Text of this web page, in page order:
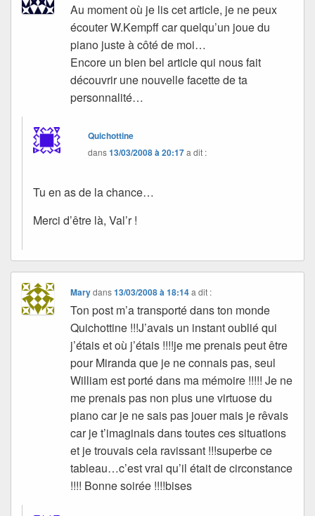
Au moment où je lis cet article, je ne peux
écouter W.Kempff car quelqu’un joue du
piano juste à côté de moi…
Encore un bien bel article qui nous fait
découvrir une nouvelle facette de ta
personnalité…
Quichottine
dans13/03/2008 à 20:17a dit :
Tu en as de la chance…
Merci d’être là, Val’r !
Marydans13/03/2008 à 18:14 a dit :
Ton post m’a transporté dans ton monde
Quichottine !!!J’avais un instant oublié qui
j’étais et où j’étais !!!!je me prenais peut être
pour Miranda que je ne connais pas, seul
William est porté dans ma mémoire !!!!! Je ne
me prenais pas non plus une virtuose du
piano car je ne sais pas jouer mais je rêvais
car je t’imaginais dans toutes ces situations
et je trouvais cela ravissant !!!superbe ce
tableau…c’est vrai qu’il était de circonstance
!!!! Bonne soirée !!!!bises